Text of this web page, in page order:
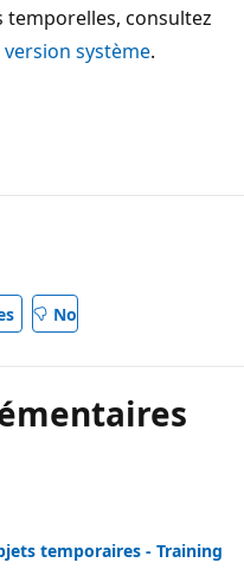
temporelles, consultez
système.
No
temporaires - Training